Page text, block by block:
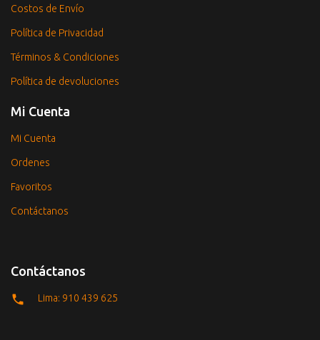
Costos de Envío
Política de Privacidad
Términos & Condiciones
Política de devoluciones
Mi Cuenta
Mi Cuenta
Ordenes
Favoritos
Contáctanos
Contáctanos
Lima: 910 439 625